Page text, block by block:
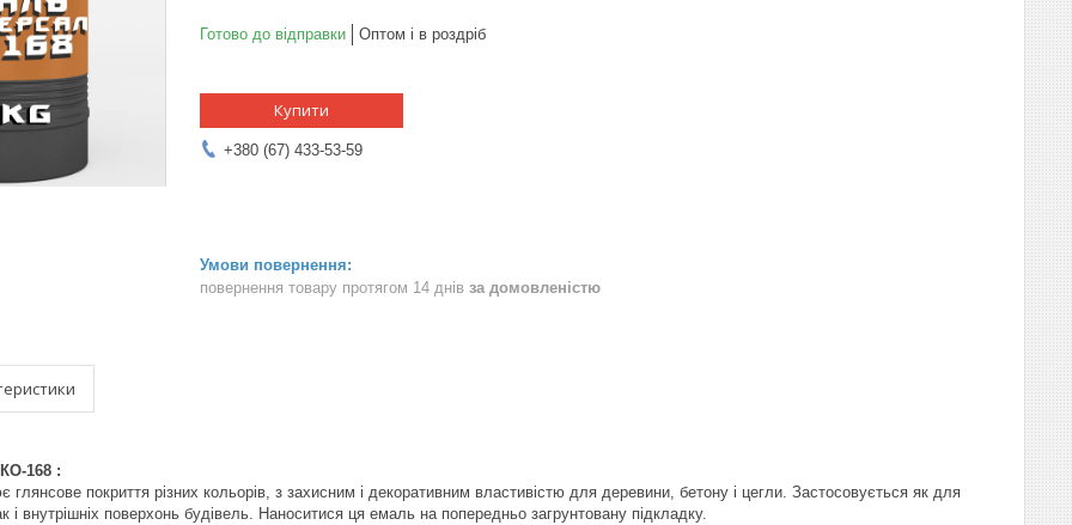
Готово до відправки Оптом і в роздріб
Купити
+380 (67) 433-53-59
повернення товару протягом 14 днів за домовленістю
168 :
покриття різних кольорів, з захисним і декоративним властивістю для деревини, бетону і цегли. Застосовується як для
і внутрішніх поверхонь будівель. Наноситися ця емаль на попередньо загрунтовану підкладку.